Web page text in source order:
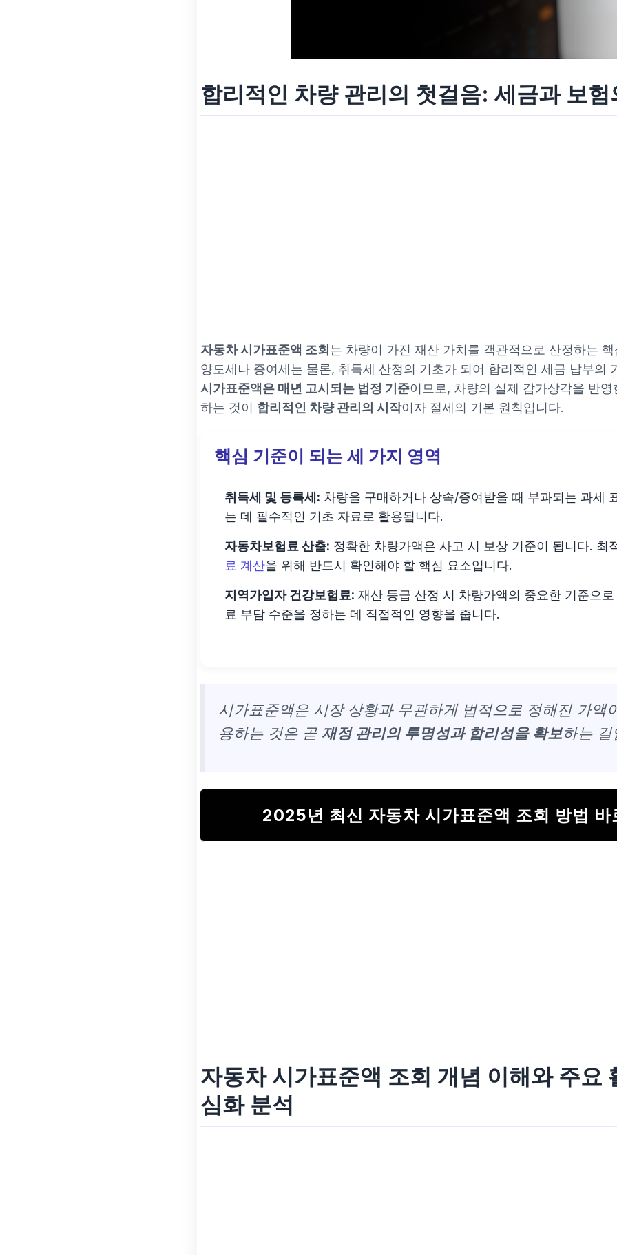
합리적인 차량 관리의 첫걸음: 세금과 보험
자동차 시가표준액 조회 는 차량이 가진 재산 가치를 객관적으로 산정하는
양도세나 증여세는 물론, 취득세 산정의 기초가 되어 합리적인 세금 납부의
시가표준액은 매년 고시되는 법정 기준이므로, 차량의 실제 감가상각을 반
하는 것이 합리적인 차량 관리의 시작이자 절세의 기본 원칙입니다.
핵심 기준이 되는 세 가지 영역
취득세 및 등록세: 차량을 구매하거나 상속/증여받을 때 부과되는 과세
는 데 필수적인 기초 자료로 활용됩니다.
자동차보험료 산출: 정확한 차량가액은 사고 시 보상 기준이 됩니다. 최
료 계산을 위해 반드시 확인해야 할 핵심 요소입니다.
지역가입자 건강보험료: 재산 등급 산정 시 차량가액의 중요한 기준으
료 부담 수준을 정하는 데 직접적인 영향을 줍니다.
시가표준액은 시장 상황과 무관하게 법적으로 정해진 가액
용하는 것은 곧 재정 관리의 투명성과 합리성을 확보하는
2025년 최신 자동차 시가표준액 조회 방법 바
자동차 시가표준액 조회 개념 이해와 주요
심화 분석